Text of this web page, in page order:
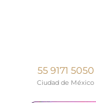
55 9171 5050
Ciudad de México